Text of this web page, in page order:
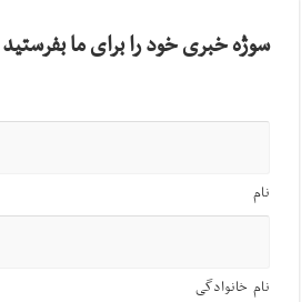
سوژه خبری خود را برای ما بفرستید
نام
نام خانوادگی